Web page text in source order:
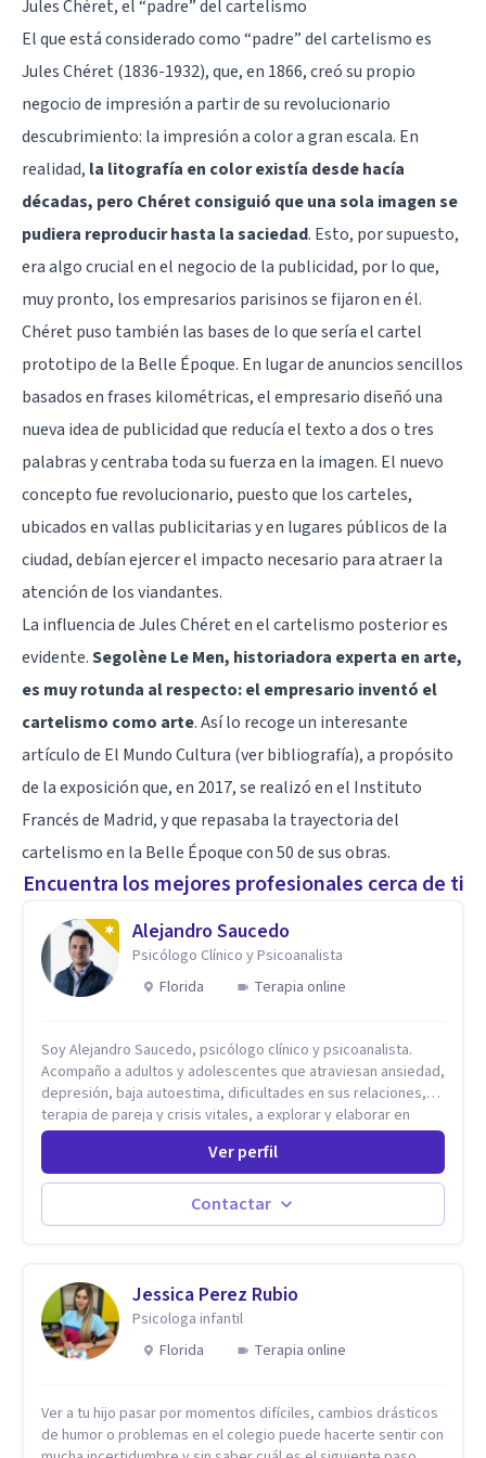
Jules Chéret, el “padre” del cartelismo
El que está considerado como “padre” del cartelismo es
Jules Chéret (1836-1932), que, en 1866, creó su propio
negocio de impresión a partir de su revolucionario
descubrimiento: la impresión a color a gran escala. En
realidad, la litografía en color existía desde hacía
décadas, pero Chéret consiguió que una sola imagen se
pudiera reproducir hasta la saciedad. Esto, por supuesto,
era algo crucial en el negocio de la publicidad, por lo que,
muy pronto, los empresarios parisinos se fijaron en él.
Chéret puso también las bases de lo que sería el cartel
prototipo de la Belle Époque. En lugar de anuncios sencillos
basados en frases kilométricas, el empresario diseñó una
nueva idea de publicidad que reducía el texto a dos o tres
palabras y centraba toda su fuerza en la imagen. El nuevo
concepto fue revolucionario, puesto que los carteles,
ubicados en vallas publicitarias y en lugares públicos de la
ciudad, debían ejercer el impacto necesario para atraer la
atención de los viandantes.
La influencia de Jules Chéret en el cartelismo posterior es
evidente.Segolène Le Men, historiadora experta en arte,
es muy rotunda al respecto: el empresario inventó el
cartelismo como arte. Así lo recoge un interesante
artículo de El Mundo Cultura (ver bibliografía), a propósito
de la exposición que, en 2017, se realizó en el Instituto
Francés de Madrid, y que repasaba la trayectoria del
cartelismo en la Belle Époque con 50 de sus obras.
Encuentra los mejores profesionales cerca de ti
Alejandro Saucedo
Psicólogo Clínico y Psicoanalista
Florida
Terapia online
Soy Alejandro Saucedo, psicólogo clínico y psicoanalista.
Acompaño a adultos y adolescentes que atraviesan ansiedad,
depresión, baja autoestima, dificultades en sus relaciones,
terapia de pareja y crisis vitales, a explorar y elaborar en
profundidad los conflictos internos que generan malestar en
autoconocimiento y análisis, es posible acceder a las
historias personales, elaborar las experiencias del pasado y
resignificarlas, liberando su influencia para construir un futuro
esta conversación abierta y del trabajo analítico conjunto, se
exploran las vivencias que aún condicionan el presente, se les
otorga un nuevo sentido y se transforma su impacto
emocional. De esta forma, los pacientes logran mayor
vida y relaciones personales.
Ver perfil
Contactar
Jessica Perez Rubio
Psicologa infantil
Florida
Terapia online
Ver a tu hijo pasar por momentos difíciles, cambios drásticos
de humor o problemas en el colegio puede hacerte sentir con